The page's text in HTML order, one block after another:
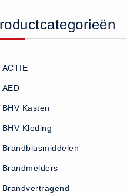
ACTIE
AED
BHV Kasten
BHV Kleding
Brandblusmiddelen
Brandmelders
Brandvertragend